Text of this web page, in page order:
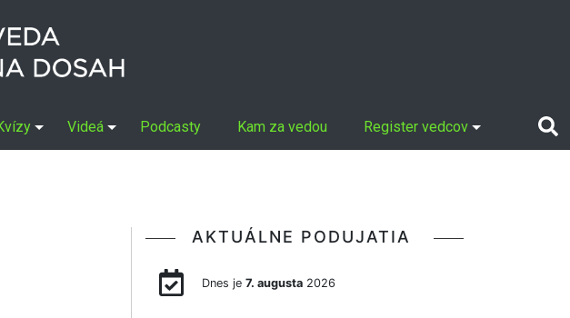
Videá Podcasty Kam za vedou Register vedcov
AKTUÁLNE PODUJATIA
Dnes je 7. augusta2026